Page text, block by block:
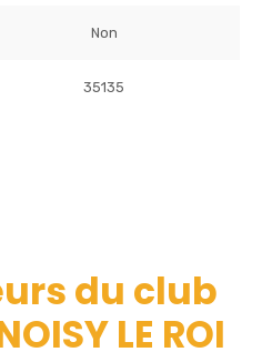
Non
35135
du club
LE ROI